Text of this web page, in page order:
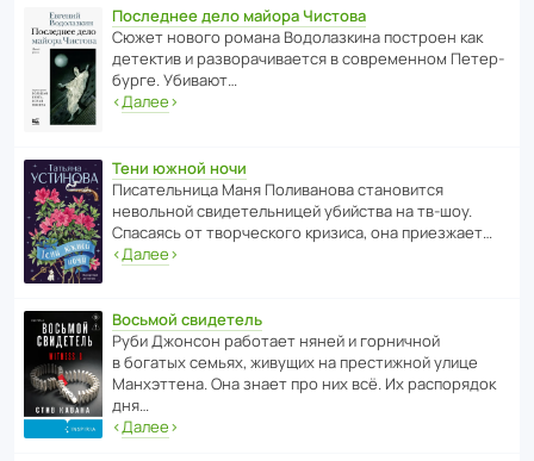
Последнее дело майора Чистова
Сюжет нового романа Водо­ла­з­кина пост­роен как
дете­ктив и разво­ра­чи­ва­ется в совре­менном Пете­р­
бурге. Убивают…
‹Далее›
Тени южной ночи
Писа­тель­ница Маня Поли­ва­нова стано­вится
невольной свиде­тель­ницей убийства на тв-шоу.
Спасаясь от твор­че­с­кого кризиса, она приезжает…
‹Далее›
Восьмой свидетель
Руби Джонсон рабо­тает няней и горни­чной
в богатых семьях, живущих на прес­ти­жной улице
Манх­эт­тена. Она знает про них всё. Их распо­рядок
дня…
‹Далее›